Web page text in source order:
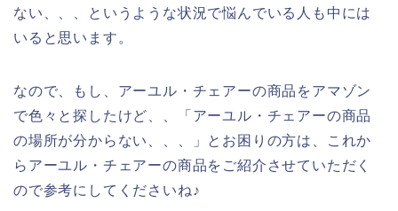
ない、、、というような状況で悩んでいる人も中には
いると思います。
なので、もし、アーユル・チェアーの商品をアマゾン
で色々と探したけど、、「アーユル・チェアーの商品
の場所が分からない、、、」とお困りの方は、これか
らアーユル・チェアーの商品をご紹介させていただく
ので参考にしてくださいね♪